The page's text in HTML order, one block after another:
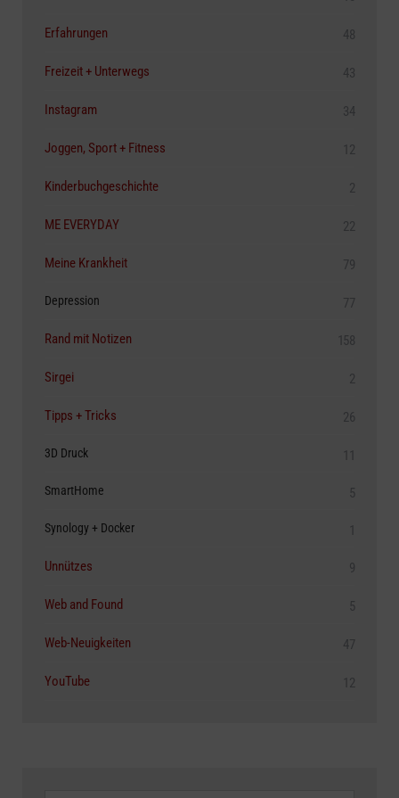
Erfahrungen 48
Freizeit + Unterwegs 43
Instagram 34
Joggen, Sport + Fitness 12
Kinderbuchgeschichte 2
ME EVERYDAY 22
Meine Krankheit 79
Depression 77
Rand mit Notizen 158
Sirgei 2
Tipps + Tricks 26
3D Druck 11
SmartHome 5
Synology + Docker 1
Unnützes 9
Web and Found 5
Web-Neuigkeiten 47
YouTube 12